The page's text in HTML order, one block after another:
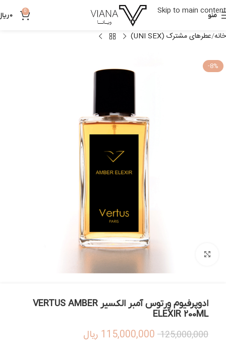
Skip to main content
منو 0
0
خانه عطرهای مشترک (UNI SEX)
-8%
ادوپرفیوم وِرتوس آمبر الکسیر VERTUS AMBER
ELEXIR 200ML
125,000,000
115,000,000 ریال